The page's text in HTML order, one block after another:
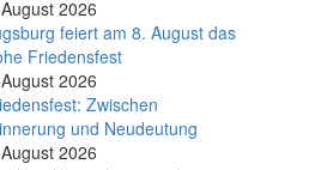
2026
feiert am 8. August das
Friedensfest
2026
Zwischen
und Neudeutung
2026